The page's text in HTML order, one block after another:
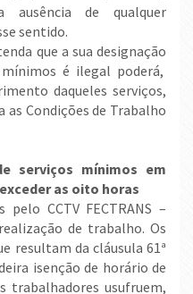
ausência de qualquer
sentido.
que a sua designação
é ilegal poderá,
daqueles serviços,
as Condições de Trabalho
serviços mínimos em
as oito horas
CCTV FECTRANS –
de trabalho. Os
resultam da cláusula 61ª
isenção de horário de
trabalhadores usufruem,